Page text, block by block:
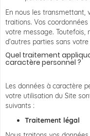
En nous les transmettant,
traitions. Vos
votre message. Toutefois,
d’autres parties sans
Quel traitement
caractère personnel ?
Les données à caractère
votre utilisation du Site
suivants :
Traitement légal